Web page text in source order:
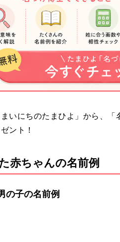
いにちのたまひよ」から、
ント！
赤ちゃんの名前例
の子の名前例